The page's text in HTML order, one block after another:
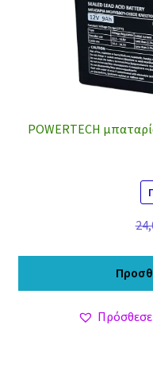
POWERTECH μπαταρία μολύβδου